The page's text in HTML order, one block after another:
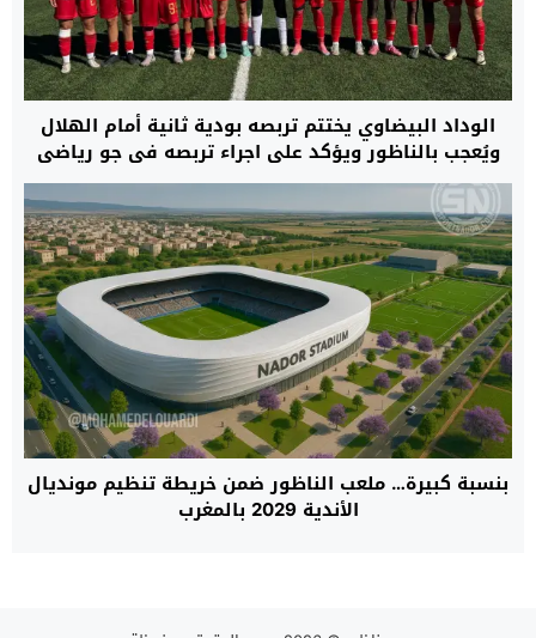
الوداد البيضاوي يختتم تربصه بودية ثانية أمام الهلال
ويُعجب بالناظور ويؤكد على اجراء تربصه في جو رياضي
رائع
بنسبة كبيرة… ملعب الناظور ضمن خريطة تنظيم مونديال
الأندية 2029 بالمغرب